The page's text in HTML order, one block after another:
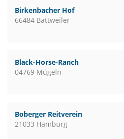
Birkenbacher Hof
66484 Battweiler
Black-Horse-Ranch
04769 Mügeln
Boberger Reitverein
21033 Hamburg